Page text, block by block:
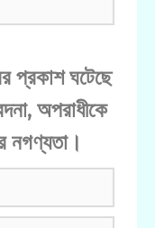
প্রকাশ ঘটেছে
অপরাধীকে
নগণ্যতা।